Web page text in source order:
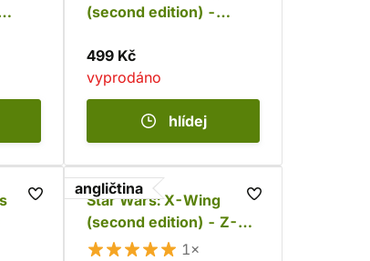
(second edition) -
499 Kč
vyprodáno
hlídej
angličtina
Star Wars: X-Wing
(second edition) - Z-
95-AF4 Headhunter
1×